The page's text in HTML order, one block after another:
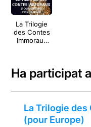
La Trilogie
des Contes
Immoraux
Ha participat a
La Trilogie des
(pour Europe)